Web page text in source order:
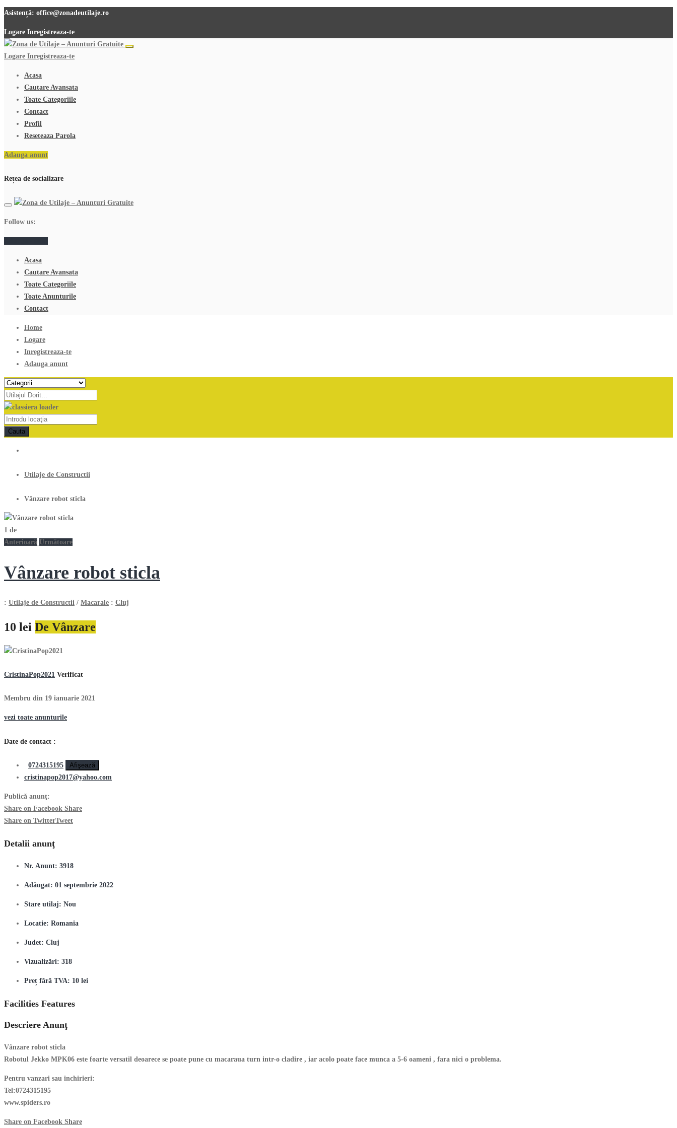
Asistență: office@zonadeutilaje.ro
Logare Inregistreaza-te
Logare Inregistreaza-te
Acasa
Cautare Avansata
Toate Categoriile
Contact
Profil
Reseteaza Parola
Adauga anunt
Rețea de socializare
Follow us:
Acasa
Cautare Avansata
Toate Categoriile
Toate Anunturile
Contact
Home
Logare
Inregistreaza-te
Adauga anunt
Cauta
Utilaje de Constructii
Vânzare robot sticla
1 de
Anterioară Următoare
Vânzare robot sticla
: Utilaje de Constructii / Macarale : Cluj
10 lei De Vânzare
CristinaPop2021 Verificat
Membru din 19 ianuarie 2021
vezi toate anunturile
Date de contact :
0724315195
Afişează
cristinapop2017@yahoo.com
Publică anunţ:
Share on Facebook Share
Share on TwitterTweet
Detalii anunţ
Nr. Anunt: 3918
Adăugat: 01 septembrie 2022
Stare utilaj: Nou
Locatie: Romania
Judet: Cluj
Vizualizări: 318
Preț fără TVA: 10 lei
Facilities Features
Descriere Anunţ
Vânzare robot sticla
Robotul Jekko MPK06 este foarte versatil deoarece se poate pune cu macaraua turn intr-o cladire , iar acolo poate face munca a 5-6 oameni , fara nici o problema.
Pentru vanzari sau inchirieri:
Tel:0724315195
www.spiders.ro
Share on Facebook Share